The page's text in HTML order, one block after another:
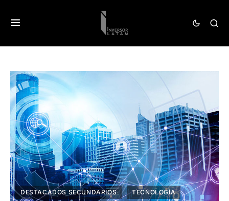
DESTACADOS SECUNDARIOS TECNOLOGÍA